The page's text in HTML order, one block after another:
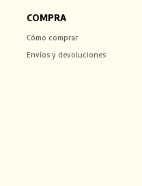
COMPRA
Cómo comprar
Envíos y devoluciones